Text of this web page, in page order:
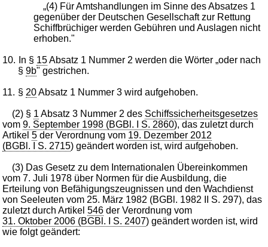
„(4) Für Amtshandlungen im Sinne des Absatzes 1
gegenüber der Deutschen Gesellschaft zur Rettung
Schiffbrüchiger werden Gebühren und Auslagen nicht
erhoben."
10. In § 15Absatz 1 Nummer 2 werden die Wörter „oder nach
§9b" gestrichen.
11. § 20Absatz 1 Nummer 3 wird aufgehoben.
(2) § 1 Absatz 3 Nummer 2 des Schiffssicherheitsgesetzes
vom9. September 1998 (BGBl. I S. 2860), das zuletzt durch
Artikel5 der Verordnung vom 19. Dezember 2012
(BGBl. I S. 2715) geändert worden ist, wird aufgehoben.
(3) Das Gesetz zu dem Internationalen Übereinkommen
vom 7. Juli 1978 über Normen für die Ausbildung, die
Erteilung von Befähigungszeugnissen und den Wachdienst
von Seeleuten vom 25. März 1982 (BGBl. 1982 II S. 297), das
zuletzt durch Artikel546 der Verordnung vom
31. Oktober 2006 (BGBl. I S. 2407) geändert worden ist, wird
wie folgt geändert: